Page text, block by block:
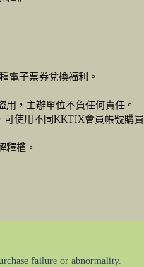
電子票券兌換福利。
，主辦單位不負任何責任。
使用不同KKTIX會員帳號購買
釋權。
failure or abnormality.